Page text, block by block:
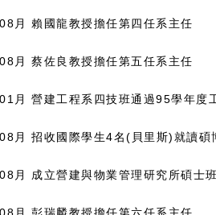
月 賴國龍教授擔任第四任系主任
月 蔡佐良教授擔任第五任系主任
月 營建工程系四技班通過95學年
月 招收國際學生4名(貝里斯)就讀碩
月 成立營建與物業管理研究所碩士